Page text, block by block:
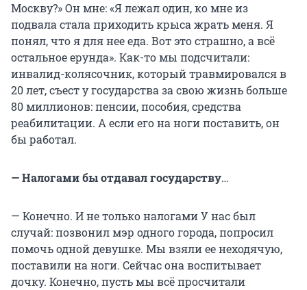
Москву?» Он мне: «Я лежал один, ко мне из
подвала стала приходить крыса жрать меня. Я
понял, что я для нее еда. Вот это страшно, а всё
остальное ерунда». Как-то мы подсчитали:
инвалид-колясочник, который травмировался в
20 лет, съест у государства за свою жизнь больше
80 миллионов: пенсии, пособия, средства
реабилитации. А если его на ноги поставить, он
бы работал.
—Налогами бы отдавал государству…
— Конечно. И не только налогами У нас был
случай: позвонил мэр одного города, попросил
помочь одной девушке. Мы взяли ее неходячую,
поставили на ноги. Сейчас она воспитывает
дочку. Конечно, пусть мы всё просчитали